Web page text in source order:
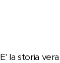
E' la storia